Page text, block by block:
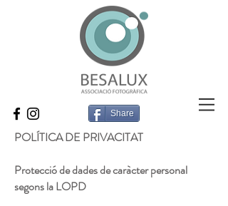
Share
POLÍTICA DE PRIVACITAT
Protecció de dades de caràcter personal
segons la LOPD